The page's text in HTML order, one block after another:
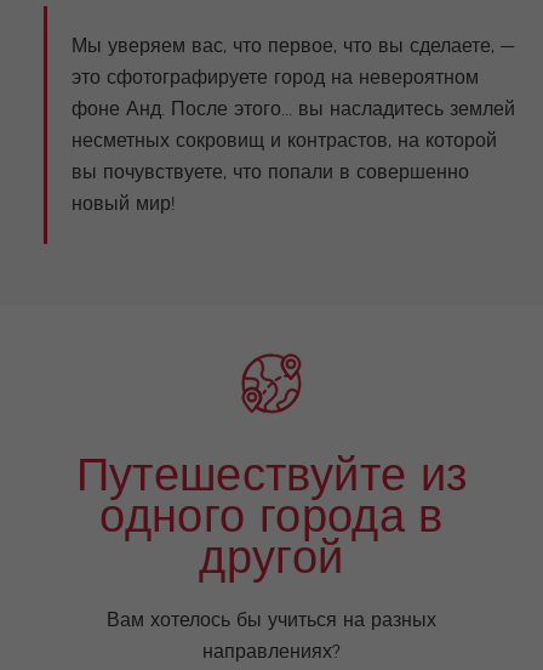
Мы уверяем вас, что первое, что вы сделаете, —
это сфотографируете город на невероятном
фоне Анд. После этого... вы насладитесь землей
несметных сокровищ и контрастов, на которой
вы почувствуете, что попали в совершенно
новый мир!
Путешествуйте из
одного города в
другой
Вам хотелось бы учиться на разных
направлениях?